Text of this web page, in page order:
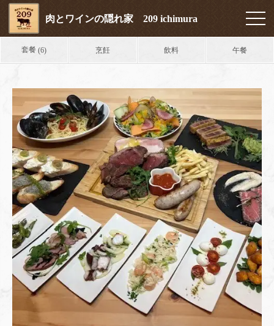
肉とワインの隠れ家 209 ichimura
套餐(6) 烹飪 飲料 午餐